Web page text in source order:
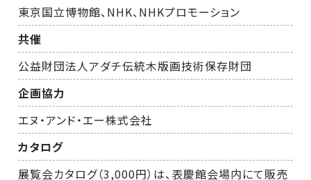
東京国立博物館、NHK、NHKプロモーション
共催
公益財団法人アダチ伝統木版画技術保存財団
企画協力
エヌ・アンド・エー株式会社
カタログ
展覧会カタログ（3,000円）は、表慶館会場内にて販売